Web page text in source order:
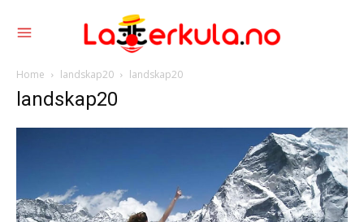
Home landskap20 landskap20
landskap20